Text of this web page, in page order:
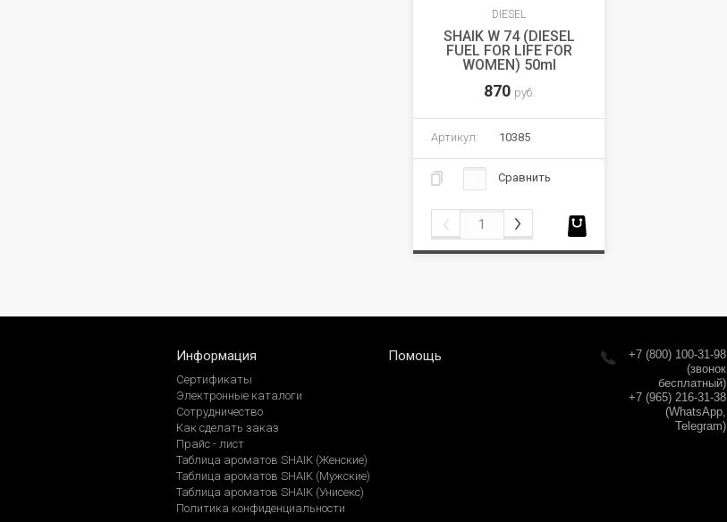
DIESEL
SHAIK W 74 (DIESEL
FUEL FOR LIFE FOR
WOMEN) 50ml
870 руб.
Артикул: 10385
Сравнить
Информация
Сертификаты
Электронные каталоги
Сотрудничество
Как сделать заказ
Прайс - лист
Таблица ароматов SHAIK (Женские)
Таблица ароматов SHAIK (Мужские)
Таблица ароматов SHAIK (Унисекс)
Политика конфиденциальности
Помощь
+7 (800) 100-31-98
(звонок
бесплатный)
+7 (965) 216-31-38
(WhatsApp,
Telegram)